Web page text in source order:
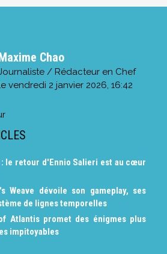
Chao
/ Rédacteur en Chef
vendredi 2 janvier 2026, 16:42
: le retour d'Ennio Salieri est au cœur
Weave dévoile son gameplay, ses
de lignes temporelles
Atlantis promet des énigmes plus
impitoyables